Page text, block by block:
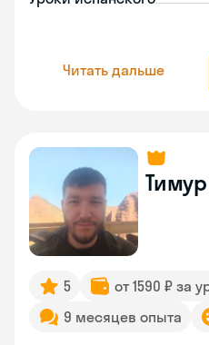
Читать дальше
Тимур
5
от 1590 ₽ за
9 месяцев опыта